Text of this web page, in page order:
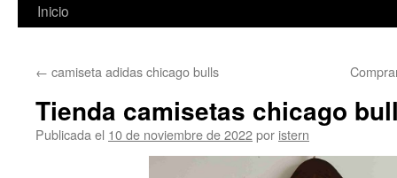
Saltar
contenido
Inicio
← camiseta adidas chicago bulls
Tienda camisetas chicago
Publicada el 10 de noviembre de 2022por istern